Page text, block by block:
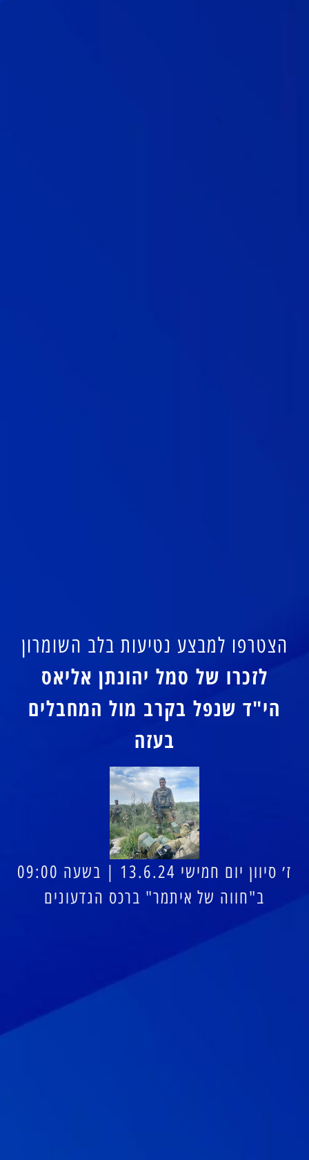
הצטרפו למבצע נטיעות בלב השומרון
לזכרו של סמל יהונתן אליאס
הי"ד שנפל בקרב מול המחבלים
בעזה
ז׳ סיוון יום חמישי 13.6.24 | בשעה 09:00
ב"חווה של איתמר" ברכס הגדעונים